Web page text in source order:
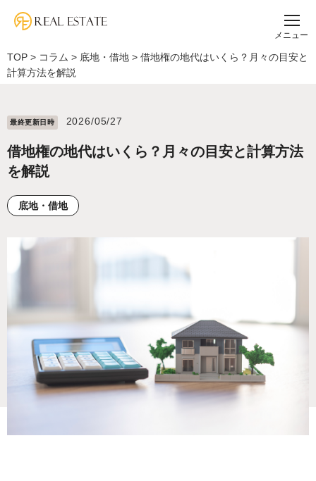
メニュー
TOP > コラム > 底地・借地 > 借地権の地代はいくら？月々の目安と
計算方法を解説
最終更新⽇時 2026/05/27
借地権の地代はいくら？月々の目安と計算方法
を解説
底地・借地